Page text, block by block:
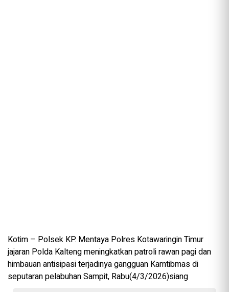
Kotim – Polsek KP. Mentaya Polres Kotawaringin Timur
jajaran Polda Kalteng meningkatkan patroli rawan pagi dan
himbauan antisipasi terjadinya gangguan Kamtibmas di
seputaran pelabuhan Sampit, Rabu(4/3/2026)siang